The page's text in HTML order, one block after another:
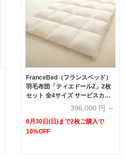
FranceBed（フランスベッド）
羽毛布団「ティエドール2」2枚
セット 全4サイズ サービスカバ
ー付き【まとめ買い特典 2枚ご
396,000 円 ～
8月30日(日)まで2枚ご購入で
10%OFF